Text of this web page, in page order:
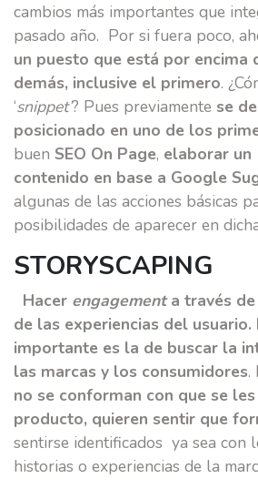
cambios más importantes que
pasado año. Por si fuera poco,
un puesto que está por encima
demás, inclusive el primero.
‘snippet’? Pues previamente se
posicionado en uno de los
buen SEO On Page, elaborar
contenido en base a Google
algunas de las acciones básicas
posibilidades de aparecer en
STORYSCAPING
Hacer engagementa través
de las experiencias del usuario.
importante es la de buscar la
las marcas y los consumidores.
no se conforman con que se
producto, quieren sentir que
sentirse identificados ya sea con
historias o experiencias de la